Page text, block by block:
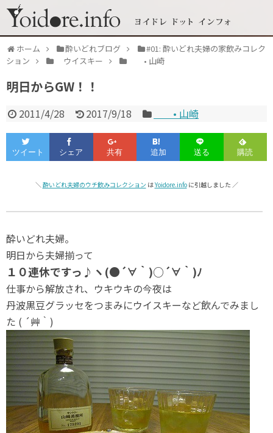
ホーム 酔いどれブログ
#01: 酔いどれ夫婦の家飲みコレク
ション
ウイスキー • 山崎
明日からGW！！
2011/4/28 2017/9/18 • 山崎
＼ 酔いどれ夫婦のウチ飲みコレクション はYoidore.infoに引越しました ／
酔いどれ夫婦。
明日から夫婦揃って
１０連休ですっ♪ヽ(●´∀｀)○´∀｀)ﾉ
仕事から解放され、ウキウキの今夜は
丹波黒豆グラッセをつまみにウイスキーなど飲んでみまし
た ( ´艸｀)